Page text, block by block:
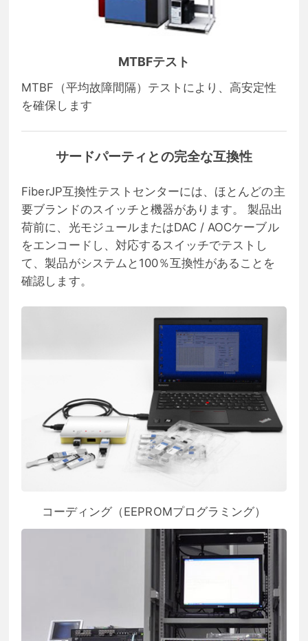
MTBFテスト
MTBF（平均故障間隔）テストにより、高安定性
を確保します
サードパーティとの完全な互換性
FiberJP互換性テストセンターには、ほとんどの主
要ブランドのスイッチと機器があります。 製品出
荷前に、光モジュールまたはDAC / AOCケーブル
をエンコードし、対応するスイッチでテストし
て、製品がシステムと100％互換性があることを
確認します。
コーディング（EEPROMプログラミング）